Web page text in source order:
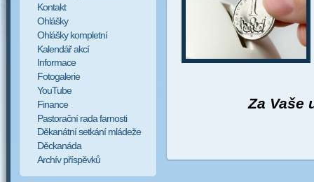
Kontakt
Ohlášky
Ohlášky kompletní
Kalendář akcí
Informace
Fotogalerie
YouTube
Finance
Pastorační rada farnosti
Děkanátní setkání mládeže
Děckanáda
Archív příspěvků
Za Vaše